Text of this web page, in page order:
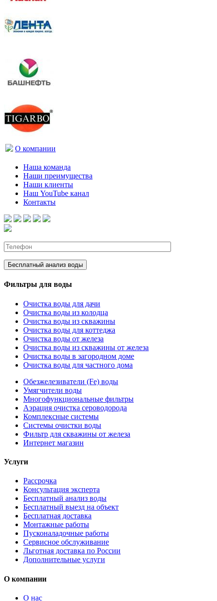
О компании
Наша команда
Наши преимущества
Наши клиенты
Наш YouTube канал
Контакты
Фильтры для воды
Очистка воды для дачи
Очистка воды из колодца
Очистка воды из скважины
Очистка воды для коттеджа
Очистка воды от железа
Очистка воды из скважины от железа
Очистка воды в загородном доме
Очистка воды для частного дома
Обезжелезиватели (Fe) воды
Умягчители воды
Многофункциональные фильтры
Аэрация очистка сероводорода
Комплексные системы
Системы очистки воды
Фильтр для скважины от железа
Интернет магазин
Услуги
Рассрочка
Консультация эксперта
Бесплатный анализ воды
Бесплатный выезд на объект
Бесплатная доставка
Монтажные работы
Пусконаладочные работы
Сервисное обслуживание
Льготная доставка по России
Дополнительные услуги
О компании
О нас